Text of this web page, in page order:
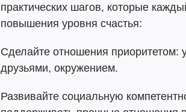
практических шагов, которые
повышения уровня счастья:
Сделайте отношения
друзьями, окружением.
Развивайте социальную